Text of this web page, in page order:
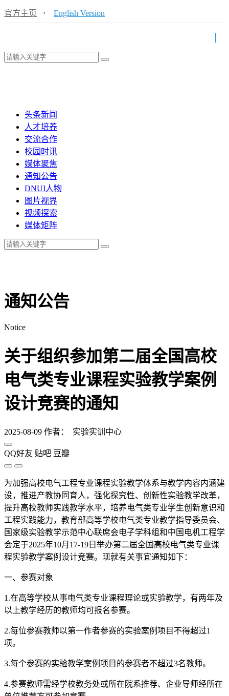
官方主页 · English Version
头条新闻
人才培养
交流合作
校园时讯
媒体聚焦
通知公告
DNUI人物
图片视界
视频探索
媒体矩阵
通知公告
Notice
关于组织参加第二届全国高校
电气类专业课程实验教学案例
设计竞赛的通知
2025-08-09 作者： 实验实训中心
QQ好友 贴吧 豆瓣
为加强高校电气工程专业课程实验教学体系与教学内容内涵建
设，推进产教协同育人，强化探究性、创新性实验教学改革，
提升高校教师实践教学水平，培养电气类专业学生创新意识和
工程实践能力，教育部高等学校电气类专业教学指导委员会、
国家级实验教学示范中心联席会电子学科组和中国电机工程学
会定于2025年10月17-19日举办第二届全国高校电气类专业课
程实验教学案例设计竞赛。现就有关事宜通知如下：
一、参赛对象
1.在高等学校从事电气类专业课程理论或实验教学，有两年及
以上教学经历的教师均可报名参赛。
2.每位参赛教师以第一作者参赛的实验案例项目不得超过1
项。
3.每个参赛的实验教学案例项目的参赛者不超过3名教师。
4.参赛教师需经学校教务处或所在院系推荐、企业导师经所在